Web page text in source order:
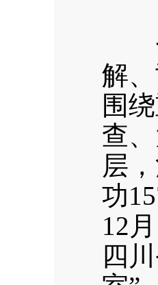
一
解
围
查
层
功
12
四